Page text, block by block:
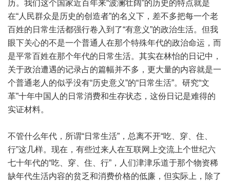
历。我们这个国家近百年来“波澜壮阔”的历史的特点就是
在“人民群众是历史的创造者”的名义下，差不多把每一个老
百姓的日常生活都强行卷入到了“有意义”的政治生活。但我
眼下关心的不是一个普通人在那个特殊年代的政治命运，而
是平常百姓在那个年代的日常生活。其实在林怡的日记中，
关于政治遭遇的记录占的篇幅并不多，更大量的内容就是一
个普通老人的似乎没有“历史意义”的“日常生活”。研究“文
革”十年中国人的日常消费和生存状态，这份日记是难得的
实证材料。
不管什么年代，所谓“日常生活”，总离不开“吃、穿、住、
行”这几样。现在，有些过来人在互联网上交流上个世纪六
七十年代的“吃、穿、住、行”，人们津津乐道于那个物资稀
缺年代生活内容的贫乏和消费价格的低廉，但实际上，除了